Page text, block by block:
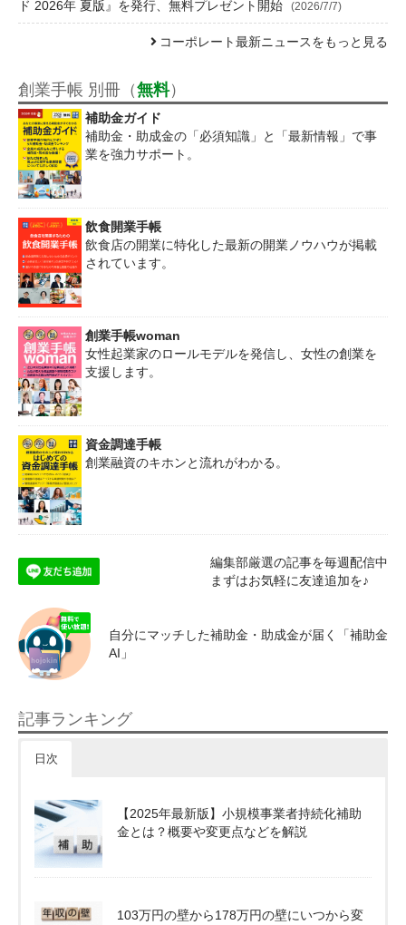
ド 2026年 夏版』を発行、無料プレゼント開始 (2026/7/7)
コーポレート最新ニュースをもっと見る
創業手帳 別冊（無料）
補助金ガイド
補助金・助成金の「必須知識」と「最新情報」で事
業を強力サポート。
飲食開業手帳
飲食店の開業に特化した最新の開業ノウハウが掲載
されています。
創業手帳woman
女性起業家のロールモデルを発信し、女性の創業を
支援します。
資金調達手帳
創業融資のキホンと流れがわかる。
編集部厳選の記事を毎週配信中
まずはお気軽に友達追加を♪
自分にマッチした補助金・助成金が届く「補助金
AI」
記事ランキング
日次
【2025年最新版】小規模事業者持続化補助
金とは？概要や変更点などを解説
103万円の壁から178万円の壁にいつから変